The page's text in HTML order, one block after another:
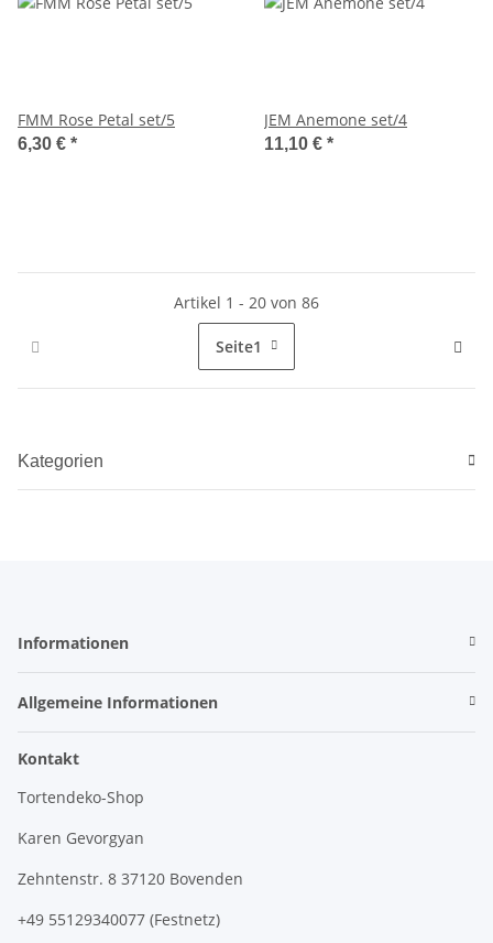
FMM Rose Petal set/5
6,30 € *
JEM Anemone set/4
11,10 € *
Artikel 1 - 20 von 86
Seite1
Kategorien
Informationen
Allgemeine Informationen
Kontakt
Tortendeko-Shop
Karen Gevorgyan
Zehntenstr. 8 37120 Bovenden
+49 55129340077 (Festnetz)